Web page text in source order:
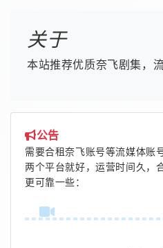
关于
本站推荐优质奈飞剧集，
公告
需要合租奈飞账号等流媒体账
两个平台就好，运营时间久，
更可靠一些：